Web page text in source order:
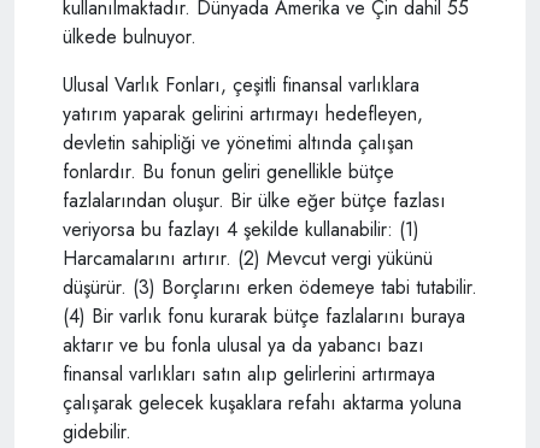
kullanılmaktadır. Dünyada Amerika ve Çin dahil 55
ülkede bulnuyor.
Ulusal Varlık Fonları, çeşitli finansal varlıklara
yatırım yaparak gelirini artırmayı hedefleyen,
devletin sahipliği ve yönetimi altında çalışan
fonlardır. Bu fonun geliri genellikle bütçe
fazlalarından oluşur. Bir ülke eğer bütçe fazlası
veriyorsa bu fazlayı 4 şekilde kullanabilir: (1)
Harcamalarını artırır. (2) Mevcut vergi yükünü
düşürür. (3) Borçlarını erken ödemeye tabi tutabilir.
(4) Bir varlık fonu kurarak bütçe fazlalarını buraya
aktarır ve bu fonla ulusal ya da yabancı bazı
finansal varlıkları satın alıp gelirlerini artırmaya
çalışarak gelecek kuşaklara refahı aktarma yoluna
gidebilir.